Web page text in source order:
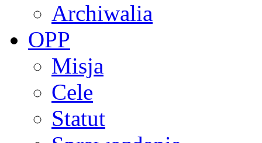
Archiwalia
OPP
Misja
Cele
Statut